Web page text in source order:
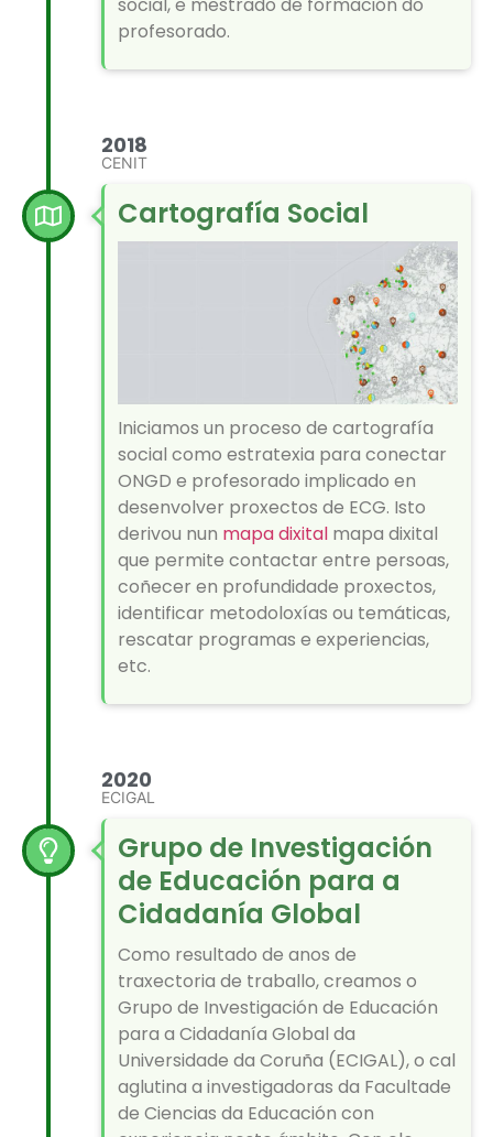
social, e mestrado de formación do
profesorado.
2018
CENIT
Cartografía Social
Iniciamos un proceso de cartografía
social como estratexia para conectar
ONGD e profesorado implicado en
desenvolver proxectos de ECG. Isto
derivou nun mapa dixital mapa dixital
que permite contactar entre persoas,
coñecer en profundidade proxectos,
identificar metodoloxías ou temáticas,
rescatar programas e experiencias,
etc.
2020
ECIGAL
Grupo de Investigación
de Educación para a
Cidadanía Global
Como resultado de anos de
traxectoria de traballo, creamos o
Grupo de Investigación de Educación
para a Cidadanía Global da
Universidade da Coruña (ECIGAL), o cal
aglutina a investigadoras da Facultade
de Ciencias da Educación con